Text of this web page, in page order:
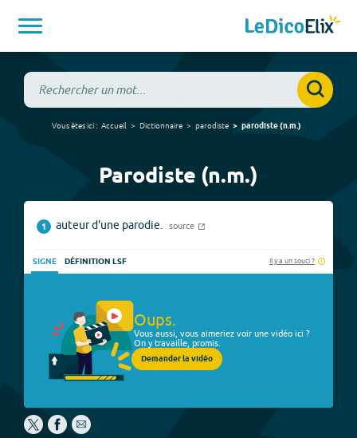
Vous êtes ici : Accueil Dictionnaire parodiste parodiste(n.m.)
Parodiste (n.m.)
1 auteur d'une parodie. source
SIGNE DÉFINITION LSF Il y a un souci ?
Oups.
Vous aussi, vous aimeriez voir une vidéo ici ?
On y travaille, promis.
Demander la vidéo